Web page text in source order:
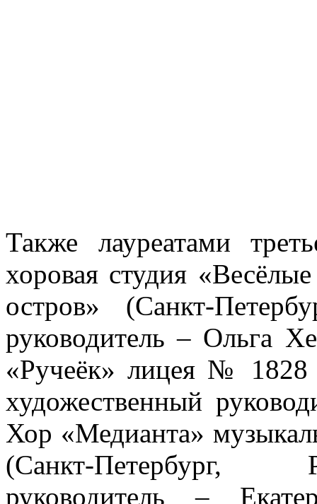
Также лауреатами
хоровая студия
остров» (Санкт-
руководитель – Ольга
«Ручеёк» лицея № 1828
художественный
Хор «Медианта»
(Санкт-Петербург,
руководитель –